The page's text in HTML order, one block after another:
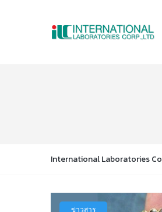
International Laboratories
ข่าวสาร